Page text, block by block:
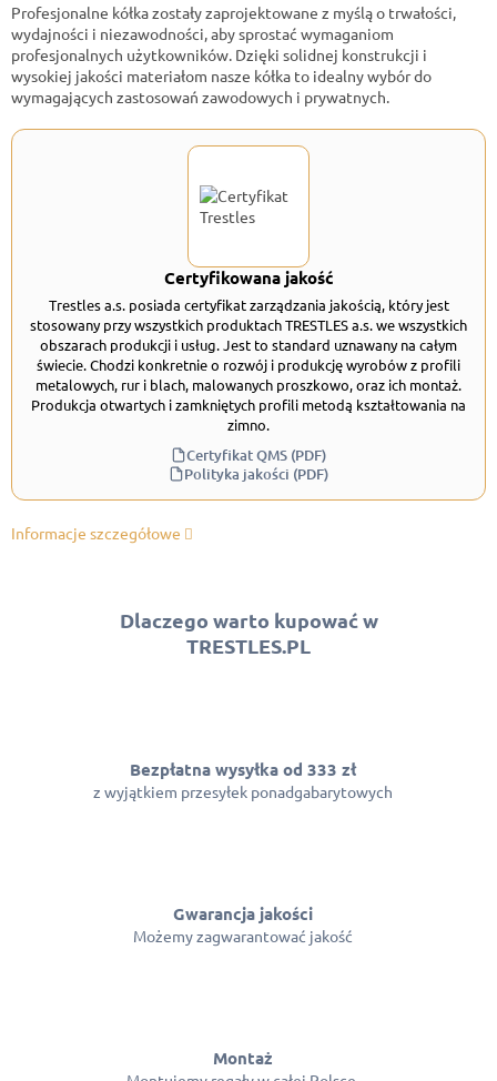
Profesjonalne kółka zostały zaprojektowane z myślą o trwałości,
wydajności i niezawodności, aby sprostać wymaganiom
profesjonalnych użytkowników. Dzięki solidnej konstrukcji i
wysokiej jakości materiałom nasze kółka to idealny wybór do
wymagających zastosowań zawodowych i prywatnych.
Certyfikowana jakość
Trestles a.s. posiada certyfikat zarządzania jakością, który jest
stosowany przy wszystkich produktach TRESTLES a.s. we wszystkich
obszarach produkcji i usług. Jest to standard uznawany na całym
świecie. Chodzi konkretnie o rozwój i produkcję wyrobów z profili
metalowych, rur i blach, malowanych proszkowo, oraz ich montaż.
Produkcja otwartych i zamkniętych profili metodą kształtowania na
zimno.
Certyfikat QMS (PDF)
Polityka jakości (PDF)
Informacje szczegółowe
Dlaczego warto kupować w
TRESTLES.PL
Bezpłatna wysyłka od 333 zł
z wyjątkiem przesyłek ponadgabarytowych
Gwarancja jakości
Możemy zagwarantować jakość
Montaż